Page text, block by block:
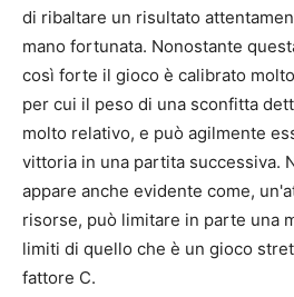
di ribaltare un risultato
mano fortunata. Nonostante
così forte il gioco è calibrato
per cui il peso di una sconfitta
molto relativo, e può agilmente
vittoria in una partita successiva.
appare anche evidente come,
risorse, può limitare in parte una
limiti di quello che è un gioco
fattore C.